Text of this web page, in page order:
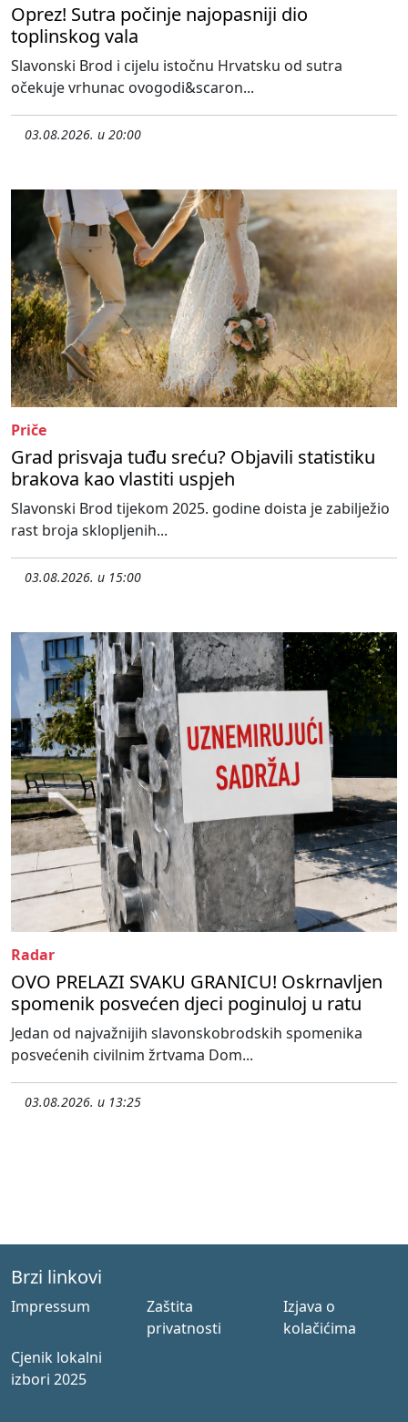
Oprez! Sutra počinje najopasniji dio
toplinskog vala
Slavonski Brod i cijelu istočnu Hrvatsku od sutra
očekuje vrhunac ovogodi&scaron...
03.08.2026. u 20:00
Priče
Grad prisvaja tuđu sreću? Objavili statistiku
brakova kao vlastiti uspjeh
Slavonski Brod tijekom 2025. godine doista je zabilježio
rast broja sklopljenih...
03.08.2026. u 15:00
Radar
OVO PRELAZI SVAKU GRANICU! Oskrnavljen
spomenik posvećen djeci poginuloj u ratu
Jedan od najvažnijih slavonskobrodskih spomenika
posvećenih civilnim žrtvama Dom...
03.08.2026. u 13:25
Brzi linkovi
Impressum
Zaštita
privatnosti
Izjava o
kolačićima
Cjenik lokalni
izbori 2025